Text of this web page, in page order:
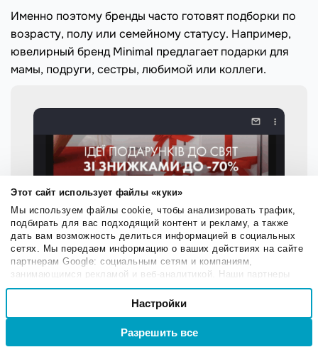
Этот сайт использует файлы «куки»
Мы используем файлы cookie, чтобы анализировать трафик,
подбирать для вас подходящий контент и рекламу, а также
дать вам возможность делиться информацией в социальных
сетях. Мы передаем информацию о ваших действиях на сайте
партнерам Google: социальным сетям и компаниям,
занимающимся рекламой и веб-аналитикой. Наши партнеры
могут комбинировать эти сведения с предоставленной вами
информацией, а также данными, которые они получили при
использовании вами их сервисов.
Выбор
Настроечные
Настройки
Разрешить все
Именно поэтому бренды часто готовят подборки по
возрасту, полу или семейному статусу. Например,
ювелирный бренд Minimal предлагает подарки для
мамы, подруги, сестры, любимой или коллеги.